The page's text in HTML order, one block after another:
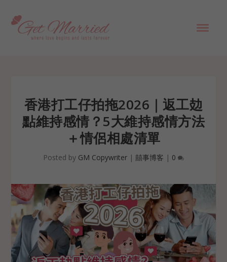
香港打工仔拍拖2026｜返工攰
點維持感情？5大維持感情方法
＋情侶相處清單
Posted by GM Copywriter | 囍事博客 | 0